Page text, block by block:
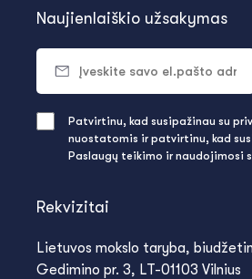
Rekvizitai
Lietuvos mokslo taryba,
Gedimino pr. 3, LT-01103 Vilnius
Naujienlaiškio užsakymas
Patvirtinu, kad susipažinau su
nuostatomis ir patvirtinu, kad
Paslaugų teikimo ir naudojimosi